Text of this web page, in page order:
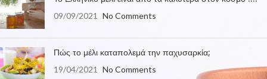
09/09/2021 No Comments
Πώς το μέλι καταπολεμά την παχυσαρκία;
19/04/2021 No Comments